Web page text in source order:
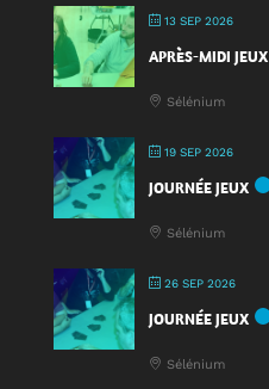
13 SEP 2026
APRÈS-MIDI JEUX
Sélénium
19 SEP 2026
JOURNÉE JEUX
Sélénium
26 SEP 2026
JOURNÉE JEUX
Sélénium